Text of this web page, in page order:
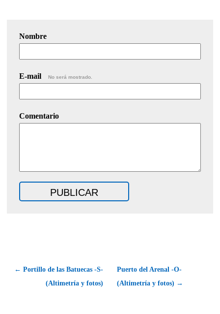
Nombre
E-mail No será mostrado.
Comentario
← Portillo de las Batuecas -S-
(Altimetría y fotos)
Puerto del Arenal -O-
(Altimetría y fotos) →